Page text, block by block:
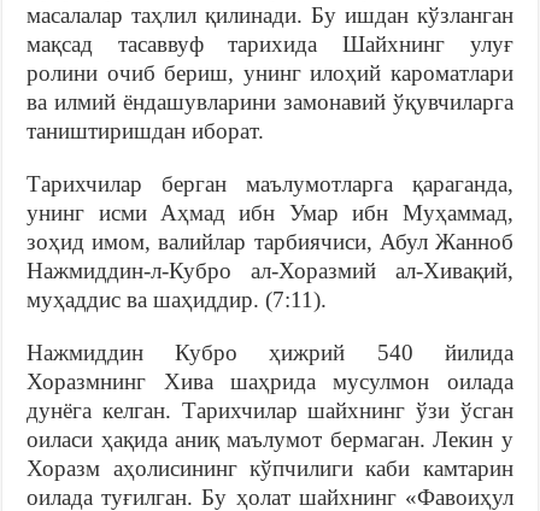
масалалар таҳлил қилинади. Бу ишдан кўзланган
мақсад тасаввуф тарихида Шайхнинг улуғ
ролини очиб бериш, унинг илоҳий кароматлари
ва илмий ёндашувларини замонавий ўқувчиларга
таништиришдан иборат.
Тарихчилар берган маълумотларга қараганда,
унинг исми Аҳмад ибн Умар ибн Муҳаммад,
зоҳид имом, валийлар тарбиячиси, Абул Жанноб
Нажмиддин-л-Кубро ал-Хоразмий ал-Хивақий,
муҳаддис ва шаҳиддир. (7:11).
Нажмиддин Кубро ҳижрий 540 йилида
Хоразмнинг Хива шаҳрида мусулмон оилада
дунёга келган. Тарихчилар шайхнинг ўзи ўсган
оиласи ҳақида аниқ маълумот бермаган. Лекин у
Хоразм аҳолисининг кўпчилиги каби камтарин
оилада туғилган. Бу ҳолат шайхнинг «Фавоиҳул